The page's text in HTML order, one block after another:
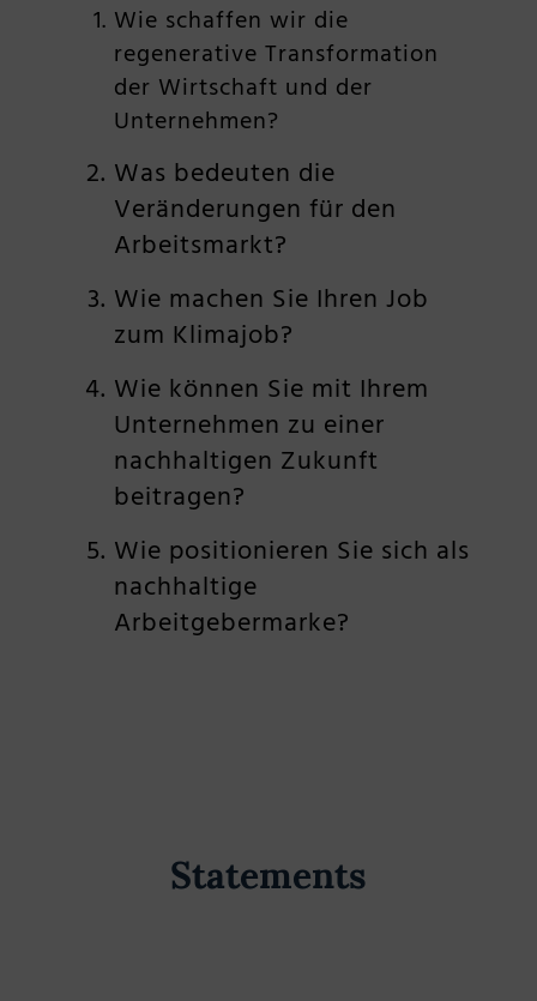
Wie schaffen wir die
regenerative Transformation
der Wirtschaft und der
Unternehmen?
Was bedeuten die
Veränderungen für den
Arbeitsmarkt?
Wie machen Sie Ihren Job
zum Klimajob?
Wie können Sie mit Ihrem
Unternehmen zu einer
nachhaltigen Zukunft
beitragen?
Wie positionieren Sie sich als
nachhaltige
Arbeitgebermarke?
Statements